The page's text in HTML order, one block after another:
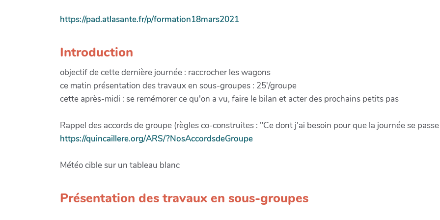
https://pad.atlasante.fr/p/formation18mars2021
Introduction
objectif de cette dernière journée : raccrocher les wagons
ce matin présentation des travaux en sous-groupes : 25'/groupe
cette après-midi : se remémorer ce qu'on a vu, faire le bilan et acter des prochains petits pas
Rappel des accords de groupe (règles co-construites : "Ce dont j'ai besoin pour que la journée se
https://quincaillere.org/ARS/?NosAccordsdeGroupe
Météo cible sur un tableau blanc
Présentation des travaux en sous-groupes